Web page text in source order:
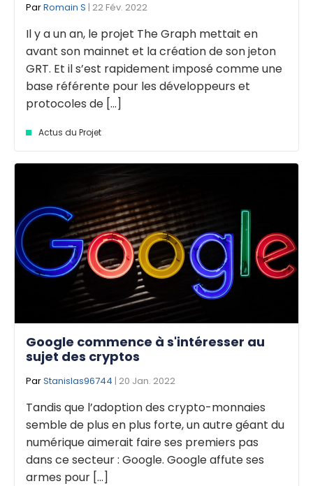
ParRomain S | 22 Fév. 2022
Il y a un an, le projet The Graph mettait en
avant son mainnet et la création de son jeton
GRT. Et il s’est rapidement imposé comme une
base référente pour les développeurs et
protocoles de [...]
Actus du Projet
Google commence à s'intéresser au
sujet des cryptos
ParStanislas96744 | 20 Jan. 2022
Tandis que l’adoption des crypto-monnaies
semble de plus en plus forte, un autre géant du
numérique aimerait faire ses premiers pas
dans ce secteur : Google. Google affute ses
armes pour [...]